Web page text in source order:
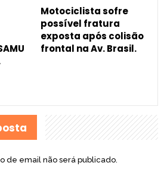
Motociclista sofre
possível fratura
exposta após colisão
frontal na Av. Brasil.
de email não será publicado.